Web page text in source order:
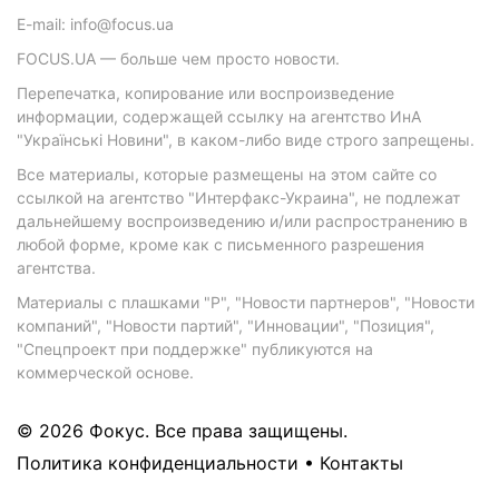
E-mail: info@focus.ua
FOCUS.UA — больше чем просто новости.
Перепечатка, копирование или воспроизведение
информации, содержащей ссылку на агентство ИнА
"Українські Новини", в каком-либо виде строго запрещены.
Все материалы, которые размещены на этом сайте со
ссылкой на агентство "Интерфакс-Украина", не подлежат
дальнейшему воспроизведению и/или распространению в
любой форме, кроме как с письменного разрешения
агентства.
Материалы с плашками "Р", "Новости партнеров", "Новости
компаний", "Новости партий", "Инновации", "Позиция",
"Спецпроект при поддержке" публикуются на
коммерческой основе.
© 2026 Фокус. Все права защищены.
Политика конфиденциальности • Контакты